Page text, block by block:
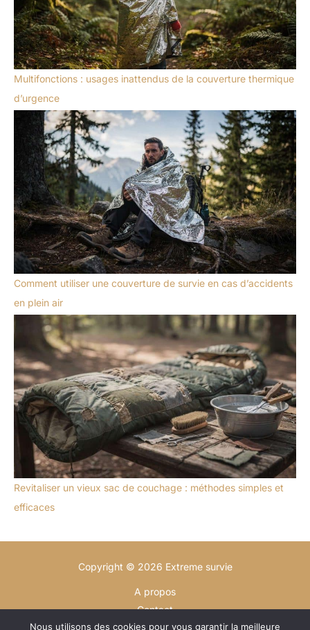
Multifonctions : usages inattendus de la couverture thermique
d’urgence
Comment utiliser une couverture de survie en cas d’accidents
en plein air
Revitaliser un vieux sac de couchage : méthodes simples et
efficaces
Copyright © 2026 Extreme survie
A propos
Contact
Plan du site
Nous utilisons des cookies pour vous garantir la meilleure